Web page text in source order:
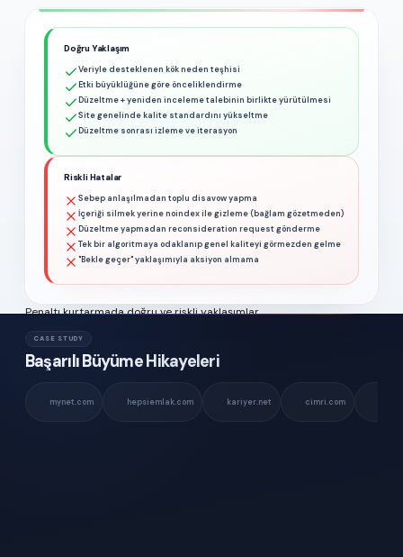
Doğru Yaklaşım
Veriyle desteklenen kök neden teşhisi
Etki büyüklüğüne göre önceliklendirme
Düzeltme + yeniden inceleme talebinin birlikte yürütülmesi
Site genelinde kalite standardını yükseltme
Düzeltme sonrası izleme ve iterasyon
Riskli Hatalar
Sebep anlaşılmadan toplu disavow yapma
İçeriği silmek yerine noindex ile gizleme (bağlam gözetmeden)
Düzeltme yapmadan reconsideration request gönderme
Tek bir algoritmaya odaklanıp genel kaliteyi görmezden gelme
"Bekle geçer" yaklaşımıyla aksiyon almama
Penaltı kurtarmada doğru ve riskli yaklaşımlar
CASE STUDY
Başarılı Büyüme Hikayeleri
mynet.com hepsiemlak.com kariyer.net cimri.com